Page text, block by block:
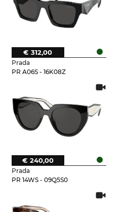
Prada
PR A06S - 16K08Z
€ 312,00
Prada
PR 14WS - 09Q5S0
€ 240,00